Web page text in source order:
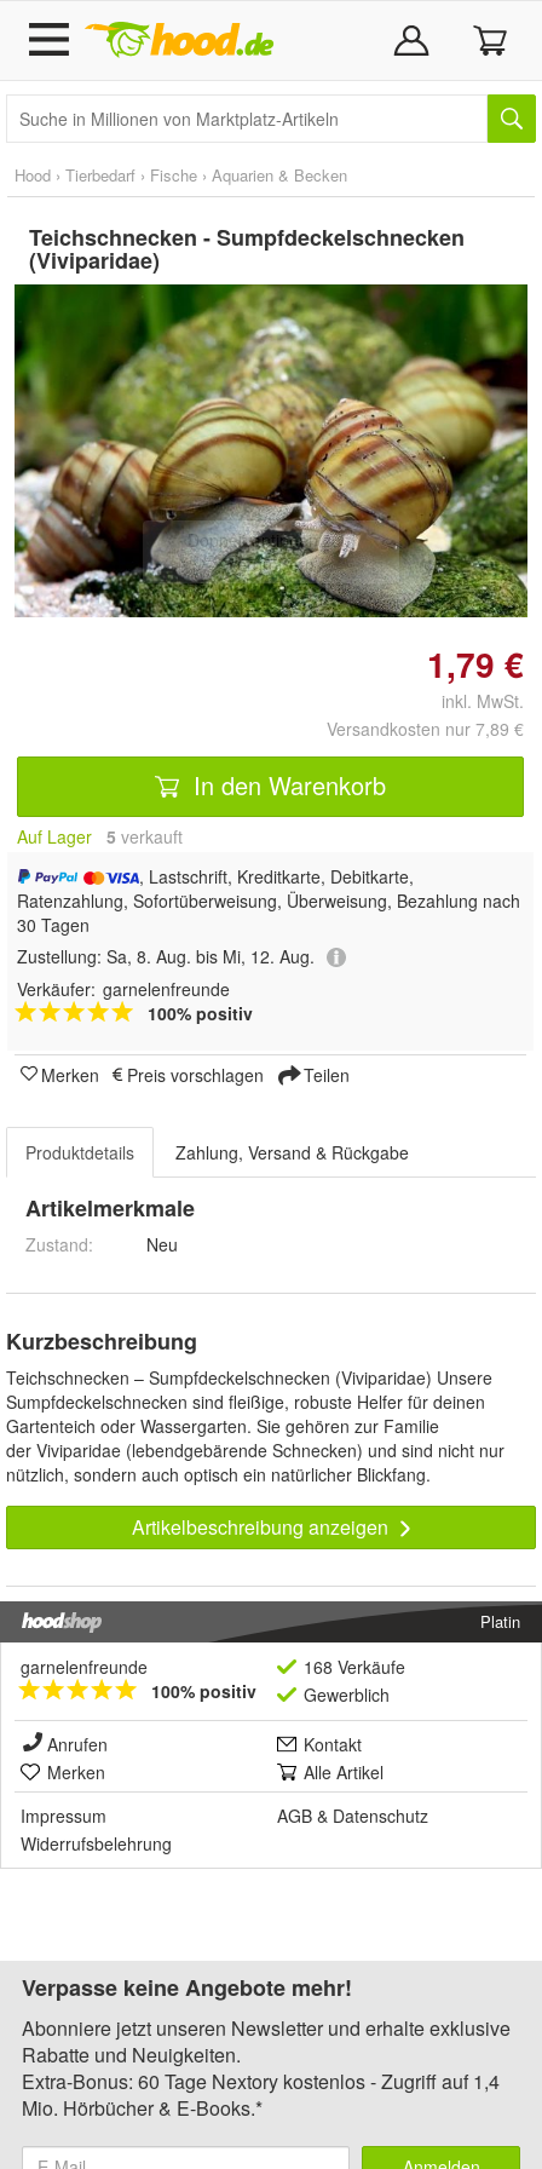
Hood › Tierbedarf › Fische › Aquarien & Becken
Teichschnecken - Sumpfdeckelschnecken
(Viviparidae)
Doppelt antippen zum
vergrößern
1,79 €
inkl. MwSt.
Versandkosten nur 7,89 €
In den Warenkorb
Auf Lager 5 verkauft
, Lastschrift, Kreditkarte, Debitkarte,
Ratenzahlung, Sofortüberweisung, Überweisung, Bezahlung nach
30 Tagen
Zustellung: Sa, 8. Aug. bis Mi, 12. Aug.
Verkäufer: garnelenfreunde
100% positiv
Merken Preis vorschlagen Teilen
Produktdetails Zahlung, Versand & Rückgabe
Artikelmerkmale
Zustand: Neu
Kurzbeschreibung
Teichschnecken – Sumpfdeckelschnecken (Viviparidae) Unsere
Sumpfdeckelschnecken sind fleißige, robuste Helfer für deinen
Gartenteich oder Wassergarten. Sie gehören zur Familie
der Viviparidae (lebendgebärende Schnecken) und sind nicht nur
nützlich, sondern auch optisch ein natürlicher Blickfang.
Artikelbeschreibung anzeigen
Platin
garnelenfreunde
100% positiv
168 Verkäufe
Gewerblich
Anrufen
Kontakt
Merken
Alle Artikel
Impressum
AGB & Datenschutz
Widerrufsbelehrung
Verpasse keine Angebote mehr!
Abonniere jetzt unseren Newsletter und erhalte exklusive
Rabatte und Neuigkeiten.
Extra-Bonus: 60 Tage Nextory kostenlos - Zugriff auf 1,4
Mio. Hörbücher & E-Books.*